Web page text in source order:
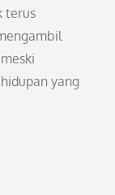
terus
yang